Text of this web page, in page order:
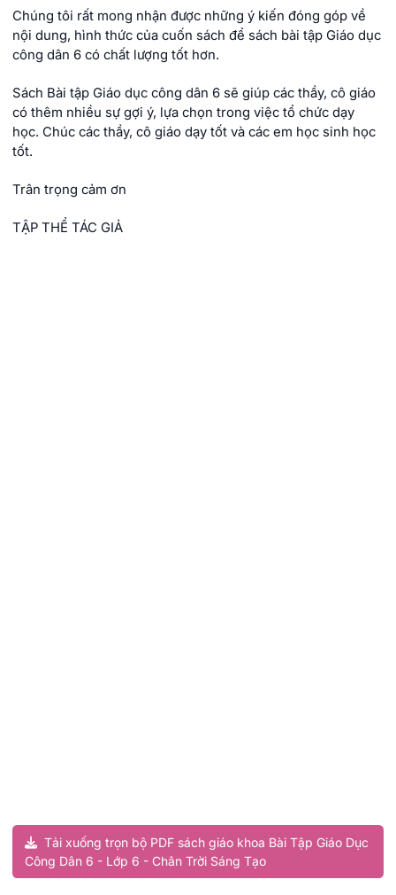
Chúng tôi rất mong nhận được những ý kiến đóng góp về
nội dung, hình thức của cuốn sách để sách bài tập Giáo dục
công dân 6 có chất lượng tốt hơn.
Sách Bài tập Giáo dục công dân 6 sẽ giúp các thầy, cô giáo
có thêm nhiều sự gợi ý, lựa chọn trong việc tổ chức dạy
học. Chúc các thầy, cô giáo dạy tốt và các em học sinh học
tốt.
Trân trọng cảm ơn
TẬP THỂ TÁC GIẢ
Tải xuống trọn bộ PDF sách giáo khoa Bài Tập Giáo Dục
Công Dân 6 - Lớp 6 - Chân Trời Sáng Tạo